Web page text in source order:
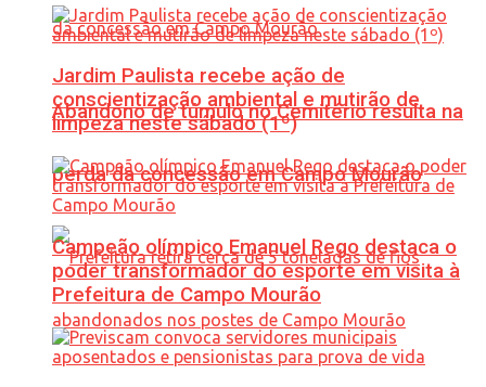
Abandono de túmulo no Cemitério resulta na
perda da concessão em Campo Mourão
Jardim Paulista recebe ação de
conscientização ambiental e mutirão de
limpeza neste sábado (1º)
Campeão olímpico Emanuel Rego destaca o
poder transformador do esporte em visita à
Prefeitura de Campo Mourão